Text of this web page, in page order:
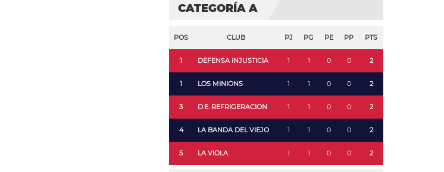
CATEGORÍA A
POS CLUB PJ PG PE PP PTS
1 DEFENSA INJUSTICIA 1 1 0 0 2
1 LOS MINIONS 1 1 0 0 2
3 D.E. REFRIGERACION 1 1 0 0 2
4 LA BANDA DEL VIEJO 1 1 0 0 2
5 LA VIOLA 1 1 0 0 2